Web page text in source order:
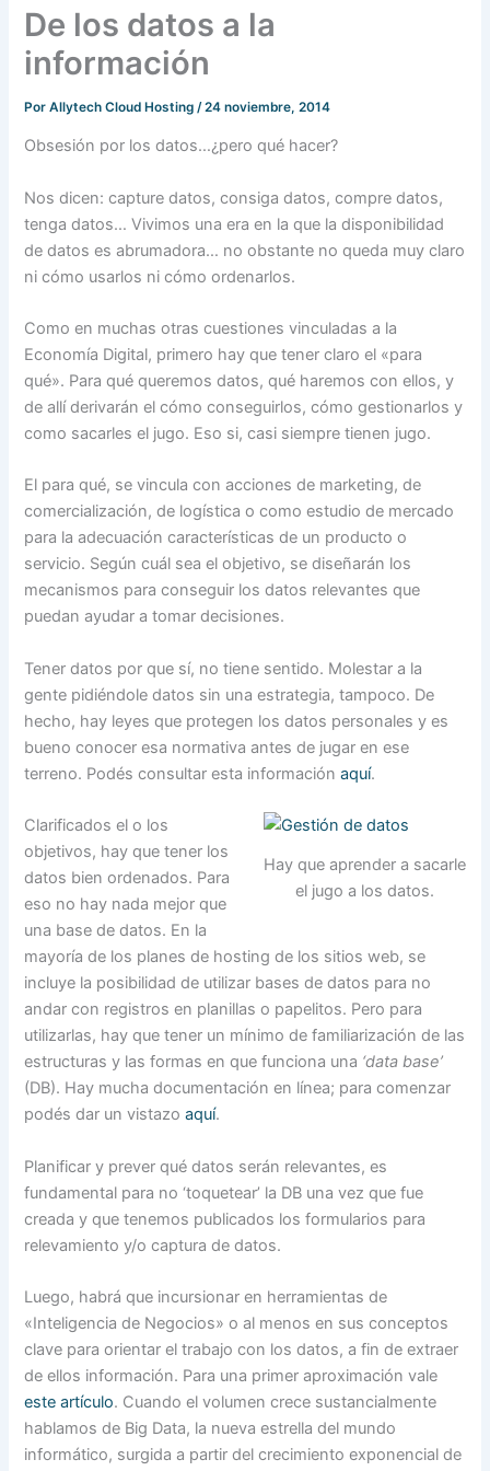
De los datos a la
información
PorAllytech Cloud Hosting/24 noviembre, 2014
Obsesión por los datos…¿pero qué hacer?
Nos dicen: capture datos, consiga datos, compre datos,
tenga datos… Vivimos una era en la que la disponibilidad
de datos es abrumadora… no obstante no queda muy claro
ni cómo usarlos ni cómo ordenarlos.
Como en muchas otras cuestiones vinculadas a la
Economía Digital, primero hay que tener claro el «para
qué». Para qué queremos datos, qué haremos con ellos, y
de allí derivarán el cómo conseguirlos, cómo gestionarlos y
como sacarles el jugo. Eso si, casi siempre tienen jugo.
El para qué, se vincula con acciones de marketing, de
comercialización, de logística o como estudio de mercado
para la adecuación características de un producto o
servicio. Según cuál sea el objetivo, se diseñarán los
mecanismos para conseguir los datos relevantes que
puedan ayudar a tomar decisiones.
Tener datos por que sí, no tiene sentido. Molestar a la
gente pidiéndole datos sin una estrategia, tampoco. De
hecho, hay leyes que protegen los datos personales y es
bueno conocer esa normativa antes de jugar en ese
terreno. Podés consultar esta informaciónaquí.
Hay que aprender a sacarle
el jugo a los datos.
Clarificados el o los
objetivos, hay que tener los
datos bien ordenados. Para
eso no hay nada mejor que
una base de datos. En la
mayoría de los planes de hosting de los sitios web, se
incluye la posibilidad de utilizar bases de datos para no
andar con registros en planillas o papelitos. Pero para
utilizarlas, hay que tener un mínimo de familiarización de las
estructuras y las formas en que funciona una ‘data base’
(DB). Hay mucha documentación en línea; para comenzar
podés dar un vistazoaquí.
Planificar y prever qué datos serán relevantes, es
fundamental para no ‘toquetear’ la DB una vez que fue
creada y que tenemos publicados los formularios para
relevamiento y/o captura de datos.
Luego, habrá que incursionar en herramientas de
«Inteligencia de Negocios» o al menos en sus conceptos
clave para orientar el trabajo con los datos, a fin de extraer
de ellos información. Para una primer aproximación vale
este artículo. Cuando el volumen crece sustancialmente
hablamos de Big Data, la nueva estrella del mundo
informático, surgida a partir del crecimiento exponencial de